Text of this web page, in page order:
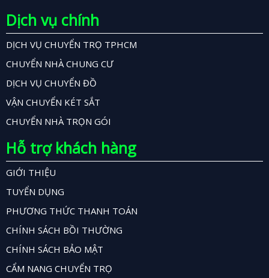
Dịch vụ chính
DỊCH VỤ CHUYỂN TRỌ TPHCM
CHUYỂN NHÀ CHUNG CƯ
DỊCH VỤ CHUYỂN ĐỒ
VẬN CHUYỂN KÉT SẮT
CHUYỂN NHÀ TRỌN GÓI
Hỗ trợ khách hàng
GIỚI THIỆU
TUYỂN DỤNG
PHƯƠNG THỨC THANH TOÁN
CHÍNH SÁCH BỒI THƯỜNG
CHÍNH SÁCH BẢO MẬT
CẨM NANG CHUYỂN TRỌ